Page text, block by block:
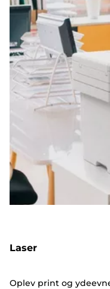
Laser
Oplev print og